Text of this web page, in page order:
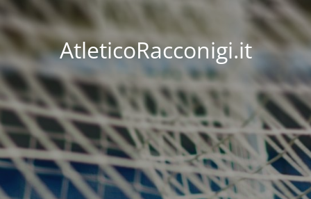
AtleticoRacconigi.it